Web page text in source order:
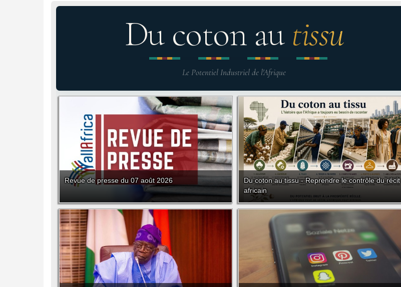
Du coton au tissu
Le Potentiel Industriel de l'Afrique
Revue de presse du 07 août 2026
Du coton au tissu - Reprendre le contrôle du récit
africain